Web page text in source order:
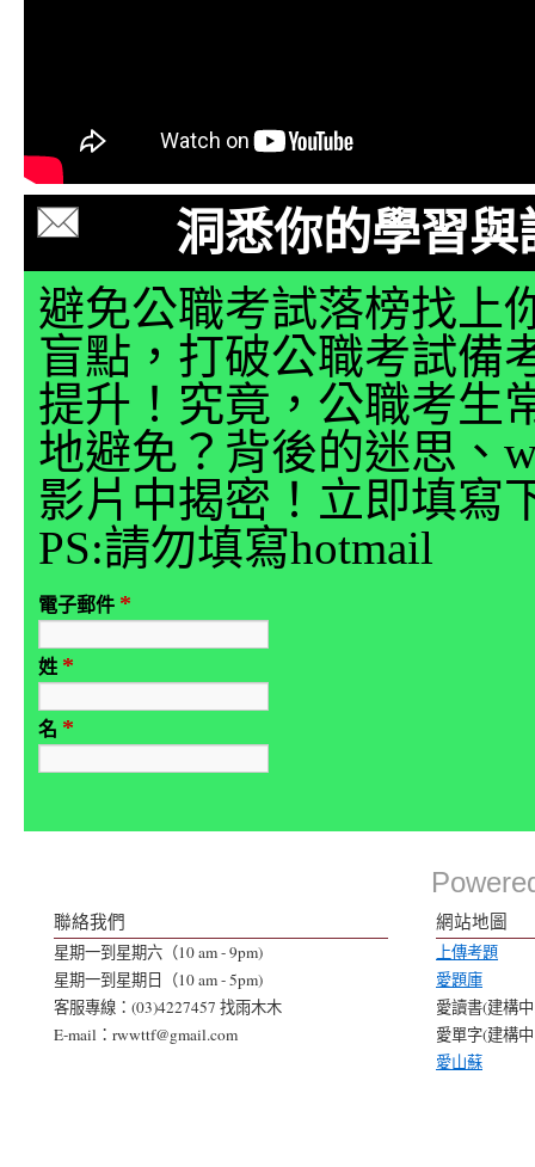
洞悉你的學習
避免公職考試落榜找上
盲點，打破公職考試備
提升！究竟，公職考生
地避免？背後的迷思、
影片中揭密！立即填寫
PS:請勿填寫hotmail
電子郵件 *
姓 *
名 *
聯絡我們
星期一到星期六（10 am - 9pm)
星期一到星期日（10 am - 5pm)
客服專線：(03)4227457 找雨木木
E-mail：rwwttf@gmail.com
網站地圖
上傳考題
愛題庫
愛讀書(建構
愛單字(建構
愛山蘇